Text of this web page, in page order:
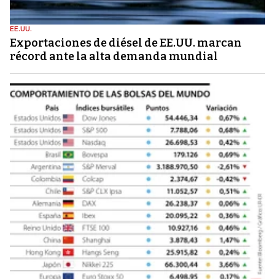
EE.UU.
Exportaciones de diésel de EE.UU. marcan
récord ante la alta demanda mundial